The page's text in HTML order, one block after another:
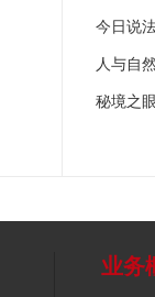
今日说
人与自
秘境之
业务